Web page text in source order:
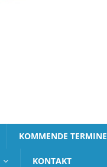
KOMMENDE TERMINE
KONTAKT